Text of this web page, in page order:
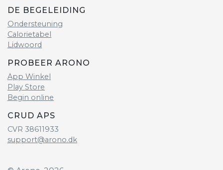
DE BEGELEIDING
Ondersteuning
Calorietabel
Lidwoord
PROBEER ARONO
App Winkel
Play Store
Begin online
CRUD APS
CVR 38611933
support@arono.dk